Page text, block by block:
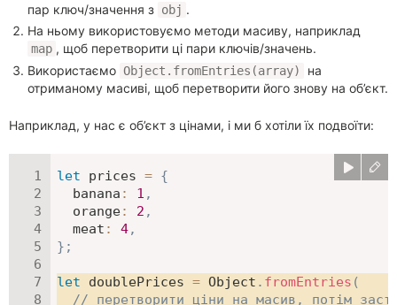
пар ключ/значення з obj .
На ньому використовуємо методи масиву, наприклад
map , щоб перетворити ці пари ключів/значень.
Використаємо Object.fromEntries(array)
на
отриманому масиві, щоб перетворити його знову на об’єкт.
Наприклад, у нас є об’єкт з цінами, і ми б хотіли їх подвоїти:
let prices = {
banana : 1 ,
orange: 2 ,
meat : 4,
} ;
let doublePrices = Object . fromEntries (
// перетворити ціни на масив, потім